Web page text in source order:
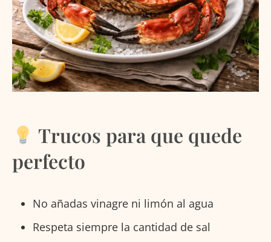
Trucos para que quede
perfecto
No añadas vinagre ni limón al agua
Respeta siempre la cantidad de sal